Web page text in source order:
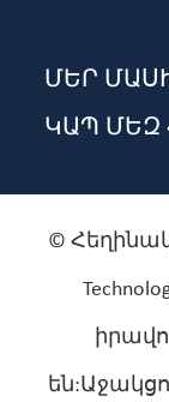
ՄԵՐ
ԿԱՊ ՄԵԶ
©